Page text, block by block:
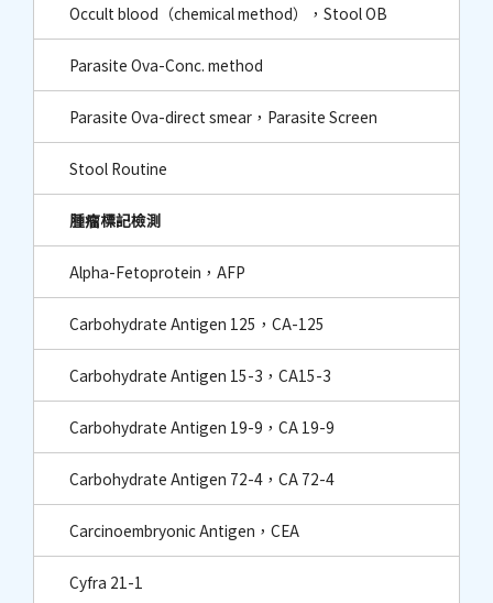
Occult blood（chemical method），Stool OB
Parasite Ova-Conc. method
Parasite Ova-direct smear，Parasite Screen
Stool Routine
腫瘤標記檢測
Alpha-Fetoprotein，AFP
Carbohydrate Antigen 125，CA-125
Carbohydrate Antigen 15-3，CA15-3
Carbohydrate Antigen 19-9，CA 19-9
Carbohydrate Antigen 72-4，CA 72-4
Carcinoembryonic Antigen，CEA​
Cyfra 21-1